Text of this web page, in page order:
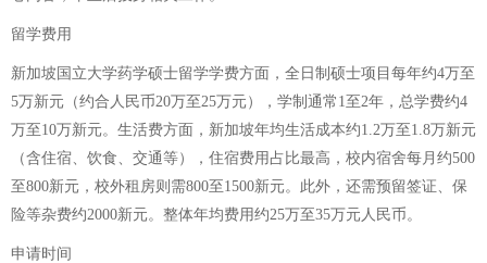
留学费用
新加坡国立大学药学硕士留学学费方面，全日制硕士项目每年约4万至
5万新元（约合人民币20万至25万元），学制通常1至2年，总学费约4
万至10万新元。生活费方面，新加坡年均生活成本约1.2万至1.8万新元
（含住宿、饮食、交通等），住宿费用占比最高，校内宿舍每月约500
至800新元，校外租房则需800至1500新元。此外，还需预留签证、保
险等杂费约2000新元。整体年均费用约25万至35万元人民币。
申请时间